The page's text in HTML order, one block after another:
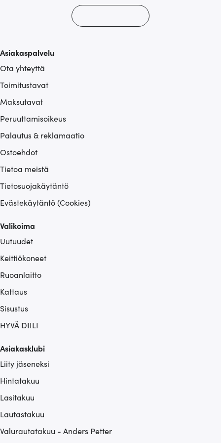
Asiakaspalvelu
Ota yhteyttä
Toimitustavat
Maksutavat
Peruuttamisoikeus
Palautus & reklamaatio
Ostoehdot
Tietoa meistä
Tietosuojakäytäntö
Evästekäytäntö (Cookies)
Valikoima
Uutuudet
Keittiökoneet
Ruoanlaitto
Kattaus
Sisustus
HYVÄ DIILI
Asiakasklubi
Liity jäseneksi
Hintatakuu
Lasitakuu
Lautastakuu
Valurautatakuu - Anders Petter